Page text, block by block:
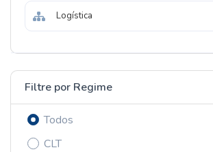
Logística
Filtre por Regime
Todos
CLT